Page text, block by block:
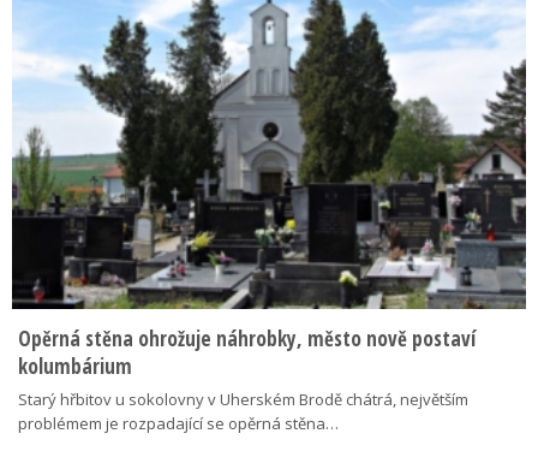
Opěrná stěna ohrožuje náhrobky, město nově postaví
kolumbárium
Starý hřbitov u sokolovny v Uherském Brodě chátrá, největším
problémem je rozpadající se opěrná stěna…